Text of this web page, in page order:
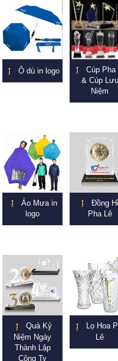
Ô dù in logo
Cúp Pha
& Cúp Lưu
Niệm
Áo Mưa in
logo
Đồng
Pha Lê
Quà Kỷ
Niệm Ngày
Thành Lập
Công Ty
Lọ Hoa
Lê